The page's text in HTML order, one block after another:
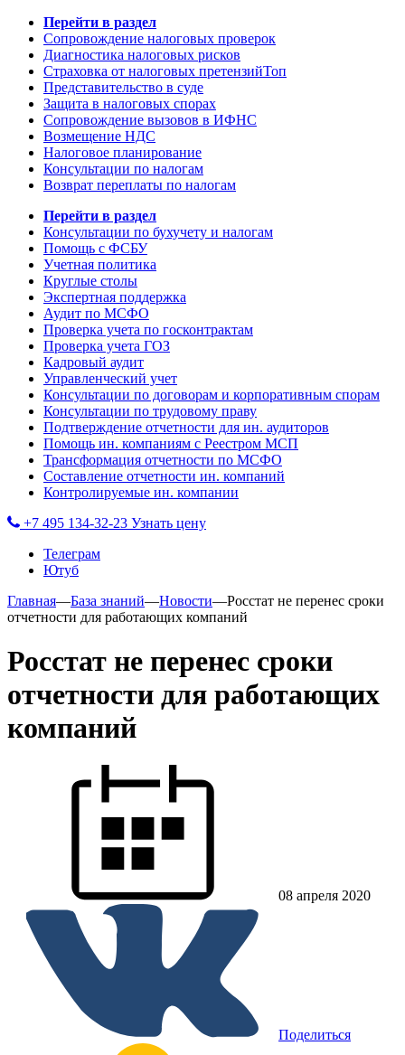
Перейти в раздел
Сопровождение налоговых проверок
Диагностика налоговых рисков
Страховка от налоговых претензийТоп
Представительство в суде
Защита в налоговых спорах
Сопровождение вызовов в ИФНС
Возмещение НДС
Налоговое планирование
Консультации по налогам
Возврат переплаты по налогам
Перейти в раздел
Консультации по бухучету и налогам
Помощь с ФСБУ
Учетная политика
Круглые столы
Экспертная поддержка
Аудит по МСФО
Проверка учета по госконтрактам
Проверка учета ГОЗ
Кадровый аудит
Управленческий учет
Консультации по договорам и корпоративным спорам
Консультации по трудовому праву
Подтверждение отчетности для ин. аудиторов
Помощь ин. компаниям с Реестром МСП
Трансформация отчетности по МСФО
Составление отчетности ин. компаний
Контролируемые ин. компании
+7 495 134-32-23 Узнать цену
Телеграм
Ютуб
Главная—База знаний—Новости—Росстат не перенес сроки
отчетности для работающих компаний
Росстат не перенес сроки
отчетности для работающих
компаний
08 апреля 2020
Поделиться